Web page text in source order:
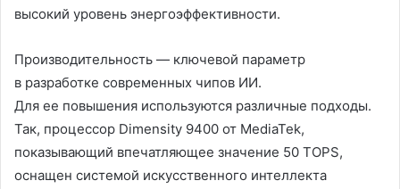
высокий уровень энергоэффективности.
Производительность — ключевой параметр
в разработке современных чипов ИИ.
Для ее повышения используются различные подходы.
Так, процессор Dimensity 9400 от MediaTek,
показывающий впечатляющее значение 50 TOPS,
оснащен системой искусственного интеллекта